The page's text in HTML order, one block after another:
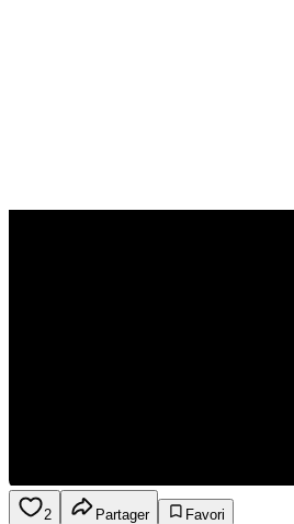
2 Partager
Favori